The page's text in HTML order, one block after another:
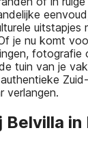
uitstapjes
je nu komt
fotografie
tuin van je
verlangen.
Belvilla